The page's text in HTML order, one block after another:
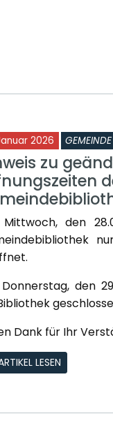
2026 GEMEINDE
zu
den
den
Dank für Ihr
LESEN